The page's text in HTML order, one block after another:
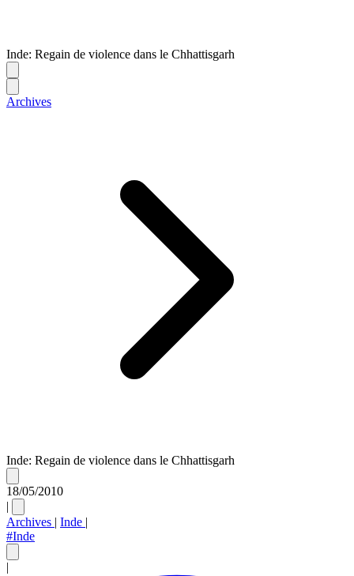
Inde: Regain de violence dans le Chhattisgarh
Archives
Inde: Regain de violence dans le Chhattisgarh
18/05/2010
|
Archives | Inde |
#Inde
|